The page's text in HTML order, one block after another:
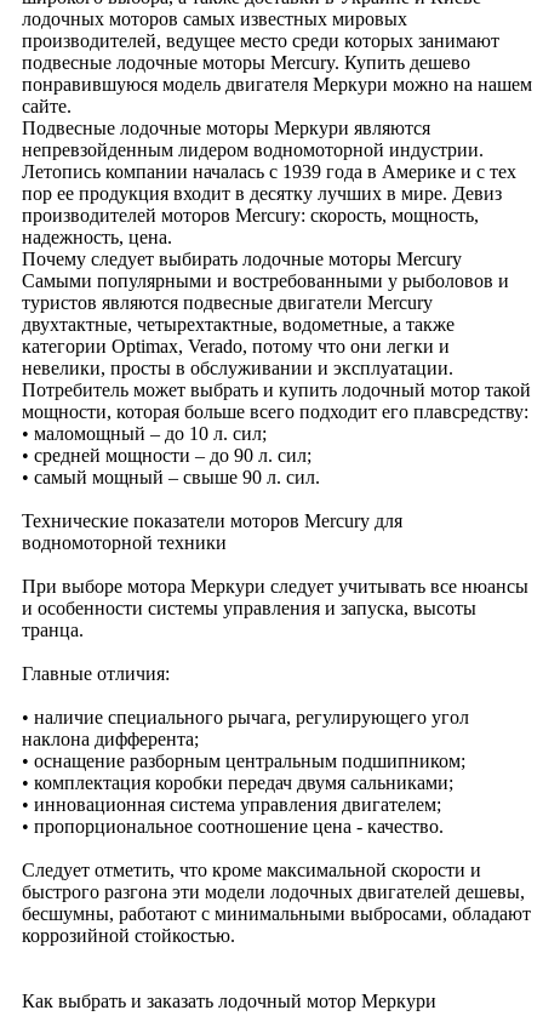
лодочных моторов самых известных мировых
производителей, ведущее место среди которых занимают
подвесные лодочные моторы Mercury. Купить дешево
понравившуюся модель двигателя Меркури можно на нашем
сайте.
Подвесные лодочные моторы Меркури являются
непревзойденным лидером водномоторной индустрии.
Летопись компании началась с 1939 года в Америке и с тех
пор ее продукция входит в десятку лучших в мире. Девиз
производителей моторов Mercury: скорость, мощность,
надежность, цена.
Почему следует выбирать лодочные моторы Mercury
Самыми популярными и востребованными у рыболовов и
туристов являются подвесные двигатели Mercury
двухтактные, четырехтактные, водометные, а также
категории Optimax, Verado, потому что они легки и
невелики, просты в обслуживании и эксплуатации.
Потребитель может выбрать и купить лодочный мотор такой
мощности, которая больше всего подходит его плавсредству:
• маломощный – до 10 л. сил;
• средней мощности – до 90 л. сил;
• самый мощный – свыше 90 л. сил.
Технические показатели моторов Mercury для
водномоторной техники
При выборе мотора Меркури следует учитывать все нюансы
и особенности системы управления и запуска, высоты
транца.
Главные отличия:
• наличие специального рычага, регулирующего угол
наклона дифферента;
• оснащение разборным центральным подшипником;
• комплектация коробки передач двумя сальниками;
• инновационная система управления двигателем;
• пропорциональное соотношение цена - качество.
Следует отметить, что кроме максимальной скорости и
быстрого разгона эти модели лодочных двигателей дешевы,
бесшумны, работают с минимальными выбросами, обладают
коррозийной стойкостью.
Как выбрать и заказать лодочный мотор Меркури